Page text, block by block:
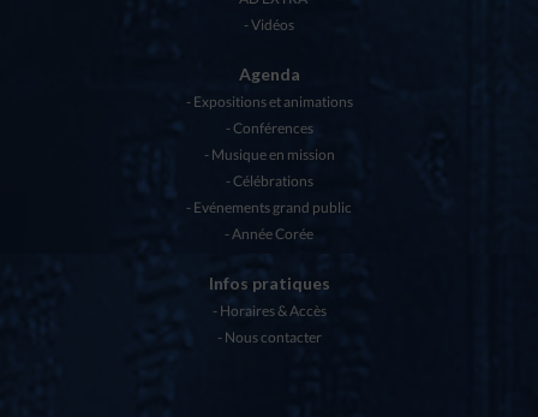
Vidéos
Agenda
Expositions et animations
Conférences
Musique en mission
Célébrations
Evénements grand public
Année Corée
Infos pratiques
Horaires & Accès
Nous contacter